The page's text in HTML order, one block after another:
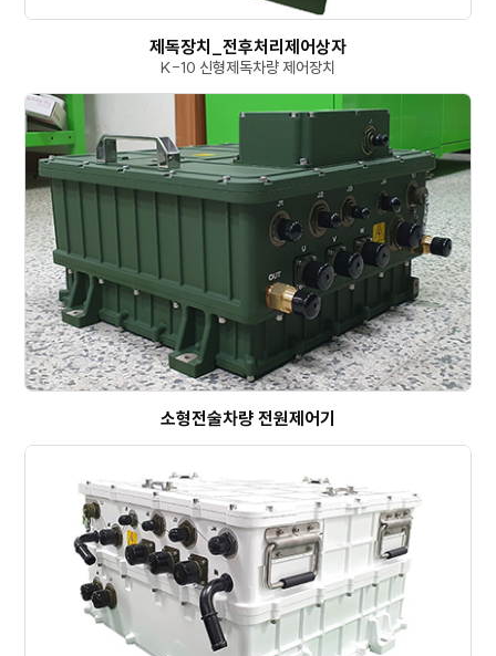
제독장치_전후처리제어상자
K-10 신형제독차량 제어장치
소형전술차량 전원제어기